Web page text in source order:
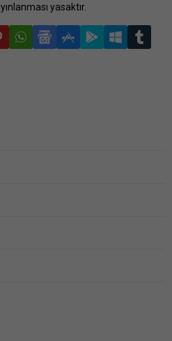
yasaktır.